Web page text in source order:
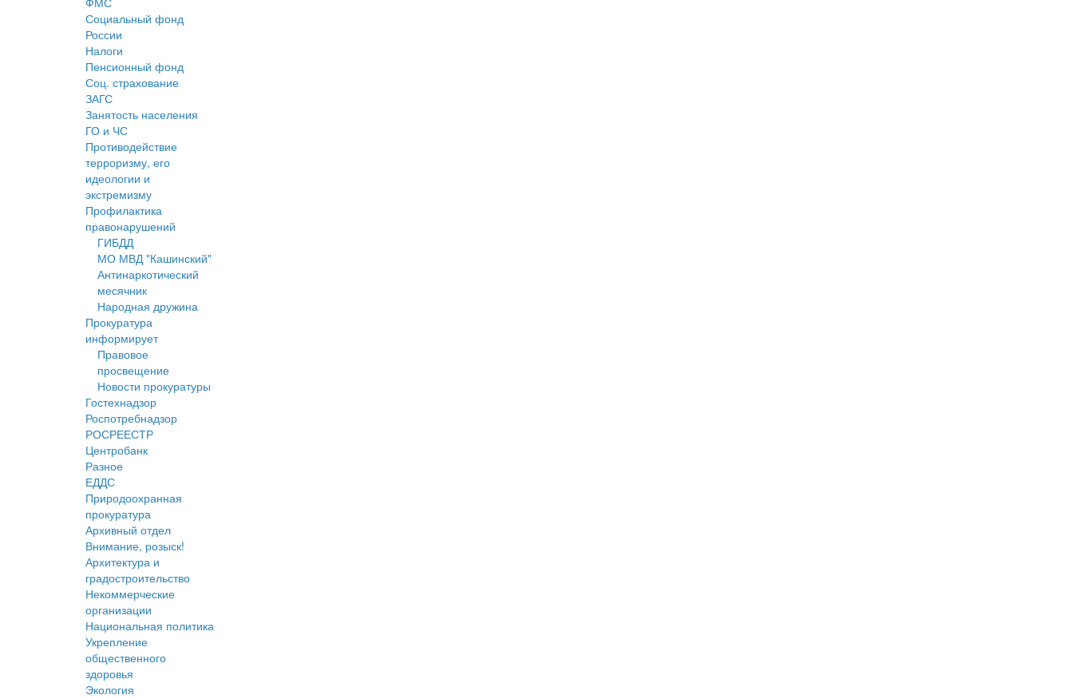
Социальный фонд
России
Налоги
Пенсионный фонд
Соц. страхование
ЗАГС
Занятость населения
ГО и ЧС
Противодействие
терроризму, его
идеологии и
экстремизму
Профилактика
правонарушений
ГИБДД
МО МВД "Кашинский"
Антинаркотический
месячник
Народная дружина
Прокуратура
информирует
Правовое
просвещение
Новости прокуратуры
Гостехнадзор
Роспотребнадзор
РОСРЕЕСТР
Центробанк
Разное
ЕДДС
Природоохранная
прокуратура
Архивный отдел
Внимание, розыск!
Архитектура и
градостроительство
Некоммерческие
организации
Национальная политика
Укрепление
общественного
здоровья
Экология